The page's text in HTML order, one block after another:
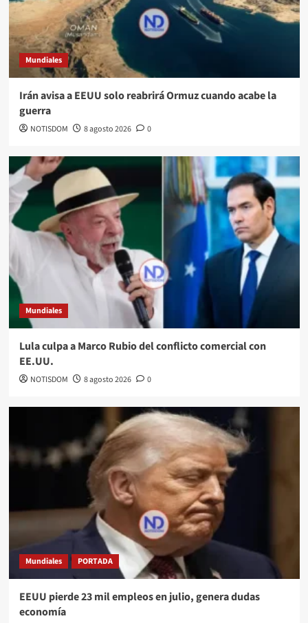
Mundiales
Irán avisa a EEUU solo reabrirá Ormuz cuando acabe la
guerra
NOTISDOM 8 agosto 2026 0
Mundiales
Lula culpa a Marco Rubio del conflicto comercial con
EE.UU.
NOTISDOM 8 agosto 2026 0
Mundiales PORTADA
EEUU pierde 23 mil empleos en julio, genera dudas
economía